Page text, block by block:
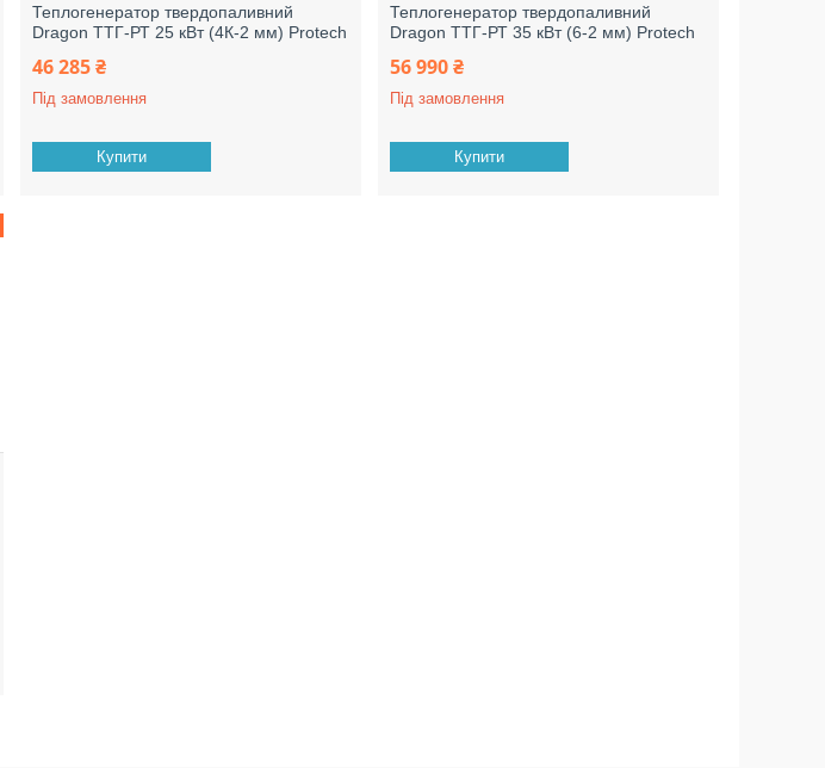
Теплогенератор твердопаливний
Dragon ТТГ-РТ 25 кВт (4К-2 мм) Protech
46 285 ₴
Під замовлення
Купити
Теплогенератор твердопаливний
Dragon ТТГ-РТ 35 кВт (6-2 мм) Protech
56 990 ₴
Під замовлення
Купити